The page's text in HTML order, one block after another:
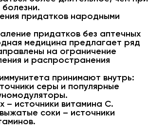
придатков народными
придатков без аптечных
медицина предлагает ряд
на ограничение
и распространения
принимают внутрь:
серы и популярные
– источники витамина С.
соки – источники